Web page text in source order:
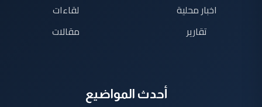
اخبار محلية
تقارير
لقاءات
مقالات
أحدث المواضيع